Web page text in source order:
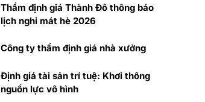
Thẩm định giá Thành Đô thông báo
lịch nghỉ mát hè 2026
Công ty thẩm định giá nhà xưởng
Định giá tài sản trí tuệ: Khơi thông
nguồn lực vô hình